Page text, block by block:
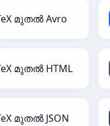
മുതൽ Avro
മുതൽ HTML
മുതൽ JSON